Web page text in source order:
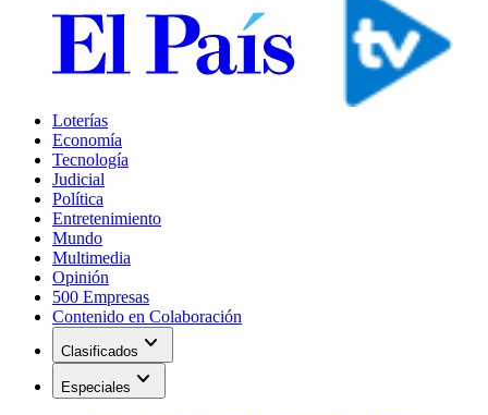
Loterías
Economía
Tecnología
Judicial
Política
Entretenimiento
Mundo
Multimedia
Opinión
500 Empresas
Contenido en Colaboración
Clasificados expand_more
Especiales expand_more